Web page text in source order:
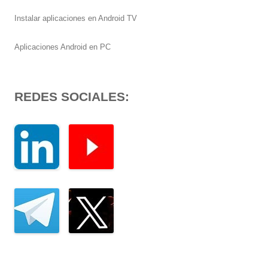
Instalar aplicaciones en Android TV
Aplicaciones Android en PC
REDES SOCIALES: